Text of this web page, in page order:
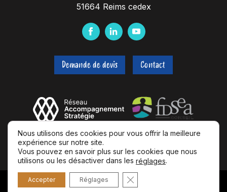
51664 Reims cedex
F
c
e
o
k
L
n
k
I
n
Y
u
t
b
e
Demande de devis Contact
© 2026 AS Entreprises
Nous utilisons des cookies pour vous offrir la meilleure
expérience sur notre site.
Vous pouvez en savoir plus sur les cookies que nous
utilisons ou les désactiver dans les réglages.
Accepter Réglages Fermer la bannière des